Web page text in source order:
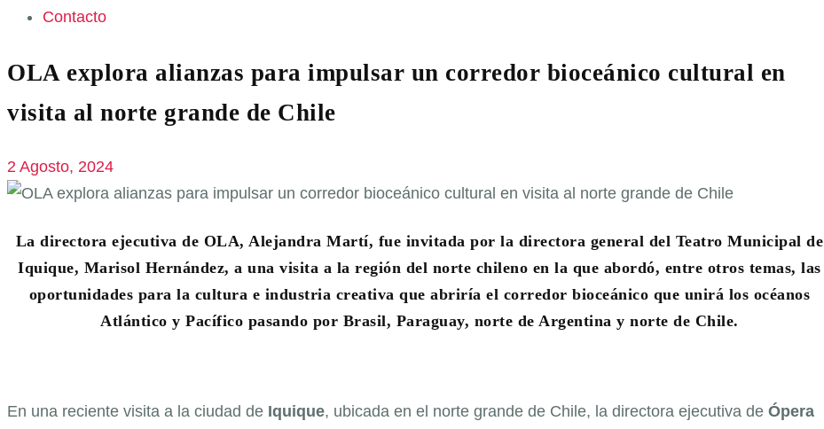
Contacto
OLA explora alianzas para impulsar un corredor bioceánico cultural en
visita al norte grande de Chile
2 Agosto, 2024
La directora ejecutiva de OLA, Alejandra Martí, fue invitada por la directora general del Teatro Municipal de
Iquique, Marisol Hernández, a una visita a la región del norte chileno en la que abordó, entre otros temas, las
oportunidades para la cultura e industria creativa que abriría el corredor bioceánico que unirá los océanos
Atlántico y Pacífico pasando por Brasil, Paraguay, norte de Argentina y norte de Chile.
En una reciente visita a la ciudad de Iquique, ubicada en el norte grande de Chile, la directora ejecutiva de Ópera